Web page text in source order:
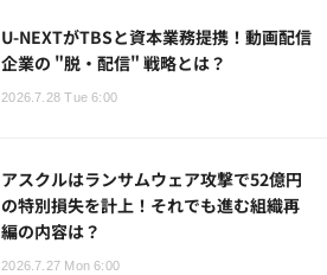
U-NEXTがTBSと資本業務提携！動画配信
企業の "脱・配信" 戦略とは？
2026.7.28 Tue 6:00
アスクルはランサムウェア攻撃で52億円
の特別損失を計上！それでも進む組織再
編の内容は？
2026.7.27 Mon 6:00